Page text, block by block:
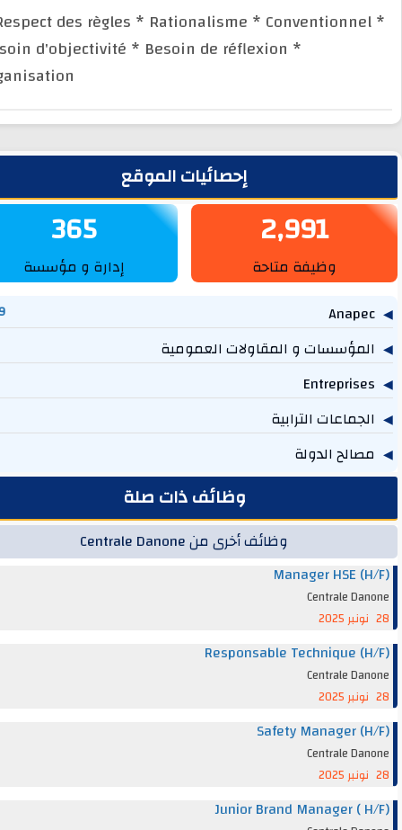
* Respect des règles* Rationalisme*
Besoin d'objectivité* Besoin de réflexion
Organisation
إحصائيات الموقع
2,991
وظيفة متاحة
365
إدارة و مؤسسة
و المقاولات العمومية
الترابية
الدولة
وظائف ذات صلة
وظائف أخرى من Centrale Danone
Manager HSE
Centrale
Responsable Technique
Centrale
Safety Manager
Centrale
Junior Brand Manager (